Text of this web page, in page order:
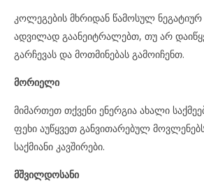
კოლეგების მხრიდან წამოსულ ნეგატიურ
ადვილად გაანეიტრალებთ, თუ არ
გარჩევას და მოთმინებას გამოიჩენთ.
მორიელი
მიმართეთ თქვენი ენერგია ახალი
ფეხი აუწყვეთ განვითარებულ
საქმიანი კავშირები.
მშვილდოსანი